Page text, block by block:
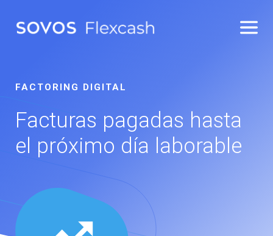
FACTORING DIGITAL
Facturas pagadas hasta
el próximo día laborable